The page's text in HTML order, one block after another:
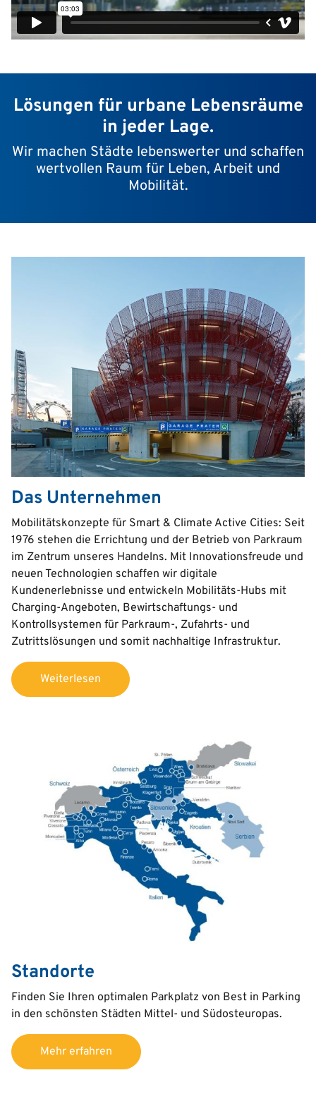
Lösungen für urbane Lebensräume
in jeder Lage.
Wir machen Städte lebenswerter und schaffen
wertvollen Raum für Leben, Arbeit und
Mobilität.
Das Unternehmen
Text
Mobilitätskonzepte für Smart & Climate Active Cities: Seit
1976 stehen die Errichtung und der Betrieb von Parkraum
im Zentrum unseres Handelns. Mit Innovationsfreude und
neuen Technologien schaffen wir digitale
Kundenerlebnisse und entwickeln Mobilitäts-Hubs mit
Charging-Angeboten, Bewirtschaftungs- und
Kontrollsystemen für Parkraum-, Zufahrts- und
Zutrittslösungen und somit nachhaltige Infrastruktur.
Weiterlesen
Standorte
Text
Finden Sie Ihren optimalen Parkplatz von Best in Parking
in den schönsten Städten Mittel- und Südosteuropas.
Mehr erfahren